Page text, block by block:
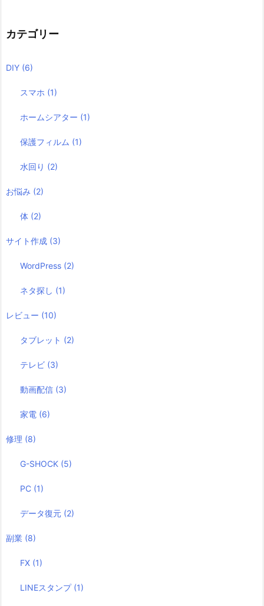
カテゴリー
DIY (6)
スマホ (1)
ホームシアター (1)
保護フィルム (1)
水回り (2)
お悩み (2)
体 (2)
サイト作成 (3)
WordPress (2)
ネタ探し (1)
レビュー (10)
タブレット (2)
テレビ (3)
動画配信 (3)
家電 (6)
修理 (8)
G-SHOCK (5)
PC (1)
データ復元 (2)
副業 (8)
FX (1)
LINEスタンプ (1)